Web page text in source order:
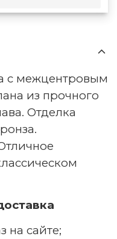
с межцентровым
из прочного
Отделка
на сайте;